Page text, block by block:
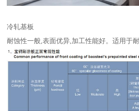
冷轧基板
耐蚀性一般,表面优异,加工性能好。适用于